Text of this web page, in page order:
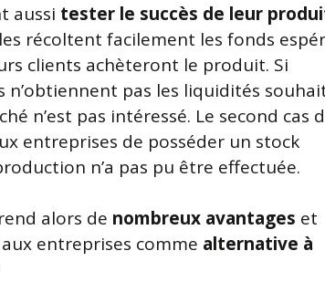
aussi tester le succès de leur
récoltent facilement les fonds
clients achèteront le produit. Si
n’obtiennent pas les liquidités
n’est pas intéressé. Le second cas
entreprises de posséder un stock
n’a pas pu être effectuée.
alors de nombreux avantages et
entreprises comme alternative à